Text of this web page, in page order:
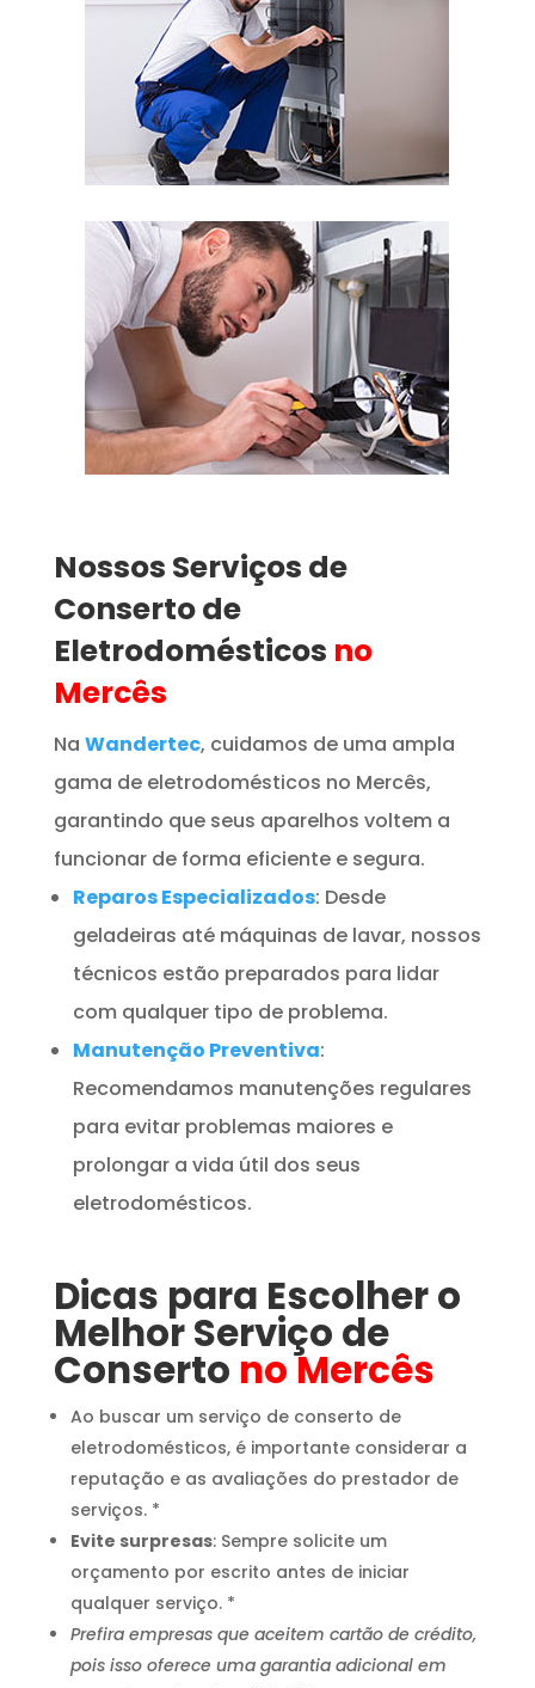
Nossos Serviços de
Conserto de
Eletrodomésticos no
Mercês
Na Wandertec, cuidamos de uma ampla
gama de eletrodomésticos no Mercês,
garantindo que seus aparelhos voltem a
funcionar de forma eficiente e segura.
Reparos Especializados: Desde
geladeiras até máquinas de lavar, nossos
técnicos estão preparados para lidar
com qualquer tipo de problema.
Manutenção Preventiva:
Recomendamos manutenções regulares
para evitar problemas maiores e
prolongar a vida útil dos seus
eletrodomésticos.
Dicas para Escolher o
Melhor Serviço de
Conserto no Mercês
Ao buscar um serviço de conserto de
eletrodomésticos, é importante considerar a
reputação e as avaliações do prestador de
serviços. *
Evite surpresas: Sempre solicite um
orçamento por escrito antes de iniciar
qualquer serviço. *
Prefira empresas que aceitem cartão de crédito,
pois isso oferece uma garantia adicional em